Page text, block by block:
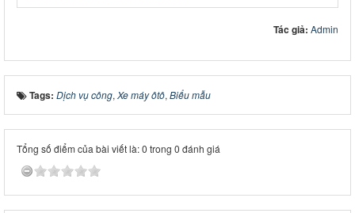
Tác giả: Admin
Tags: Dịch vụ công, Xe máy ôtô, Biểu mẫu
Tổng số điểm của bài viết là: 0 trong 0 đánh giá